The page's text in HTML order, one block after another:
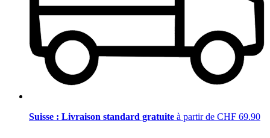
Suisse : Livraison standard gratuite à partir de CHF 69.90